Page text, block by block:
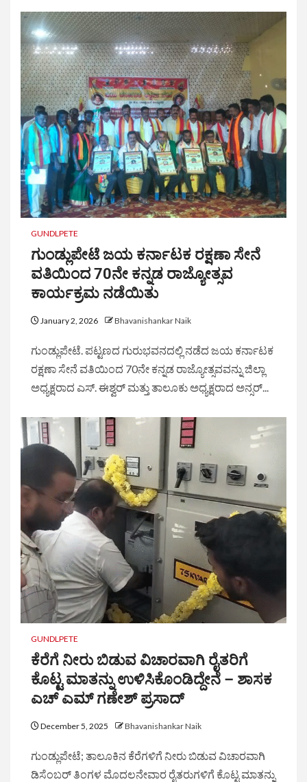
GUNDLPETE
ಗುಂಡ್ಲುಪೇಟೆ ಜಯ ಕರ್ನಾಟಕ ರಕ್ಷಣಾ ಸೇನೆ
ವತಿಯಿಂದ 70ನೇ ಕನ್ನಡ ರಾಜ್ಯೋತ್ಸವ
ಕಾರ್ಯಕ್ರಮ ನಡೆಯಿತು
January 2, 2026 Bhavanishankar Naik
ಗುಂಡ್ಲುಪೇಟೆ. ಪಟ್ಟಣದ ಗುರುಭವನದಲ್ಲಿ ನಡೆದ ಜಯ ಕರ್ನಾಟಕ
ರಕ್ಷಣಾ ಸೇನೆ ವತಿಯಿಂದ 70ನೇ ಕನ್ನಡ ರಾಜ್ಯೋತ್ಸವವನ್ನು ಜಿಲ್ಲಾ
ಅಧ್ಯಕ್ಷರಾದ ಎಸ್. ಈಶ್ವರ್ ಮತ್ತು ತಾಲೂಕು ಅಧ್ಯಕ್ಷರಾದ ಅನ್ಸರ್...
GUNDLPETE
ಕೆರೆಗೆ ನೀರು ಬಿಡುವ ವಿಚಾರವಾಗಿ ರೈತರಿಗೆ
ಕೊಟ್ಟ ಮಾತನ್ನು ಉಳಿಸಿಕೊಂಡಿದ್ದೇನೆ – ಶಾಸಕ
ಎಚ್ ಎಮ್ ಗಣೇಶ್ ಪ್ರಸಾದ್
December 5, 2025 Bhavanishankar Naik
ಗುಂಡ್ಲುಪೇಟೆ; ತಾಲೂಕಿನ ಕೆರೆಗಳಿಗೆ ನೀರು ಬಿಡುವ ವಿಚಾರವಾಗಿ
ಡಿಸೆಂಬರ್ ತಿಂಗಳ ಮೊದಲನೇವಾರ ರೈತರುಗಳಿಗೆ ಕೊಟ್ಟ ಮಾತನ್ನು